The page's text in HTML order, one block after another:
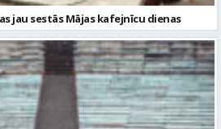
jau sestās Mājas kafejnīcu dienas